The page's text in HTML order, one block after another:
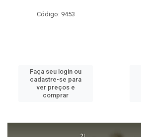
Código: 9453
Faça seu login ou
cadastre-se para
ver preços e
comprar